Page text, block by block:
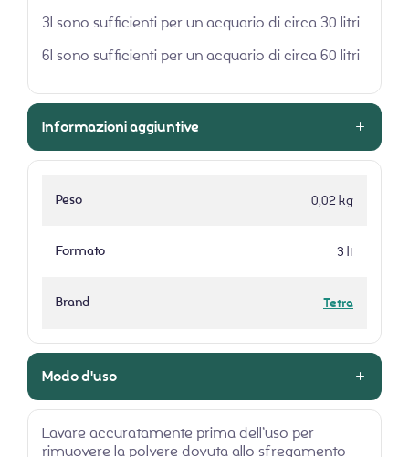
3l sono sufficienti per un acquario di circa 30 litri
6l sono sufficienti per un acquario di circa 60 litri
Informazioni aggiuntive
Peso 0,02 kg
Formato 3 lt
Brand Tetra
Modo d'uso
Lavare accuratamente prima dell’uso per
rimuovere la polvere dovuta allo sfregamento